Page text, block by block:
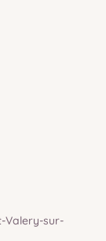
Valery-sur-